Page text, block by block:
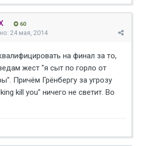
60
24 мая, 2014
на финал за то,
жест "я сыт по горло от
Причём Грёнбергу за угрозу
kill you" ничего не светит. Во